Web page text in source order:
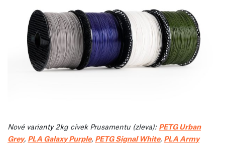
Nové varianty 2kg cívek Prusamentu (zleva): PETG Urban
Grey, PLA Galaxy Purple, PETG Signal White, PLA Army